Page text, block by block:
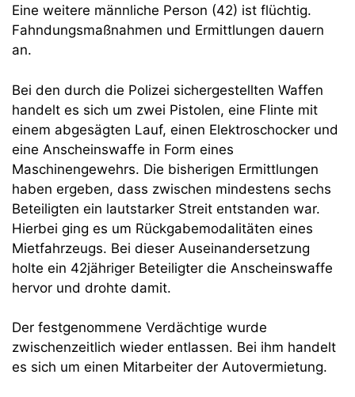
Eine weitere männliche Person (42) ist flüchtig.
Fahndungsmaßnahmen und Ermittlungen dauern
an.
Bei den durch die Polizei sichergestellten Waffen
handelt es sich um zwei Pistolen, eine Flinte mit
einem abgesägten Lauf, einen Elektroschocker und
eine Anscheinswaffe in Form eines
Maschinengewehrs. Die bisherigen Ermittlungen
haben ergeben, dass zwischen mindestens sechs
Beteiligten ein lautstarker Streit entstanden war.
Hierbei ging es um Rückgabemodalitäten eines
Mietfahrzeugs. Bei dieser Auseinandersetzung
holte ein 42jähriger Beteiligter die Anscheinswaffe
hervor und drohte damit.
Der festgenommene Verdächtige wurde
zwischenzeitlich wieder entlassen. Bei ihm handelt
es sich um einen Mitarbeiter der Autovermietung.